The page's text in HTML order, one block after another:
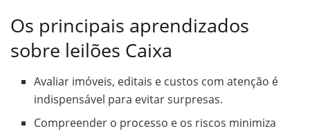
Os principais aprendizados
sobre leilões Caixa
Avaliar imóveis, editais e custos com atenção é
indispensável para evitar surpresas.
Compreender o processo e os riscos minimiza